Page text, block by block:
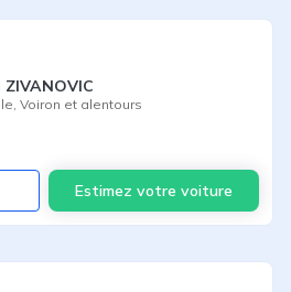
ZIVANOVIC
Voiron et alentours
Estimez votre voiture